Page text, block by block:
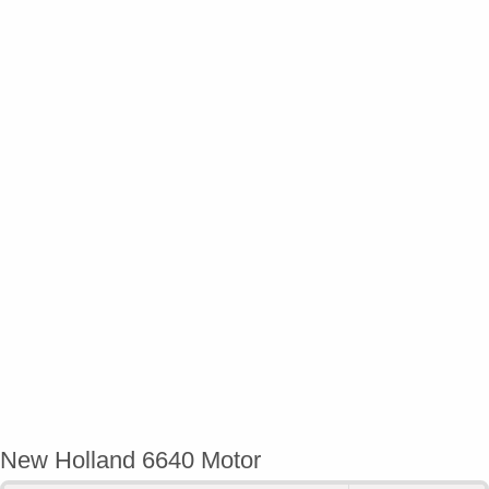
New Holland 6640 Motor